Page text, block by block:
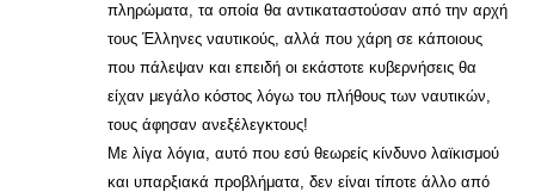
πληρώματα, τα οποία θα αντικαταστούσαν από την αρχή
τους Έλληνες ναυτικούς, αλλά που χάρη σε κάποιους
που πάλεψαν και επειδή οι εκάστοτε κυβερνήσεις θα
είχαν μεγάλο κόστος λόγω του πλήθους των ναυτικών,
τους άφησαν ανεξέλεγκτους!
Με λίγα λόγια, αυτό που εσύ θεωρείς κίνδυνο λαϊκισμού
και υπαρξιακά προβλήματα, δεν είναι τίποτε άλλο από